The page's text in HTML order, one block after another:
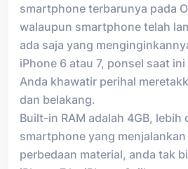
smartphone terbarunya pada
walaupun smartphone telah
ada saja yang
iPhone 6 atau 7, ponsel saat
Anda khawatir perihal
dan belakang.
Built-in RAM adalah 4GB,
smartphone yang menjalankan
perbedaan material, anda tak